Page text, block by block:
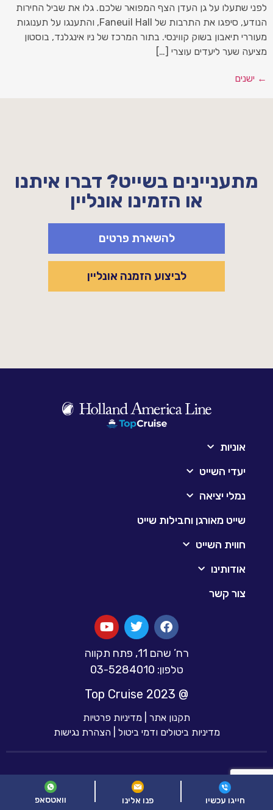
לפני שתעלו על גן העדן הצף המפואר שלכם. גלו את שביל החירות
הנודע, סיפגו את התרבות של Faneuil Hall, והתענגו על תענוגות
מעוררי תיאבון בשוק קווינסי. בתור המרכז של ניו אינגלנד, בוסטון
מציעה שער ליעדים עוצרי […]
← ישנים
מתעניינים בשייט? דברו איתנו
או הזמינו אונליין
להשארת פרטים
לביצוע הזמנה אונליין
אוניות
יעדי השייט
נמלי יציאה
שייט מאורגן וחבילות שייט
חווית השייט
אודותינו
צור קשר
רח’ שהם 11, פתח תקווה
טלפון: 03-5284010
@ 2023 Top Cruise
תקנון אתר
מדיניות פרטיות
מדיניות ביטולים ודמי ביטול
הצהרת נגישות
חייגו עכשיו פנו אלינו וואטסאפ